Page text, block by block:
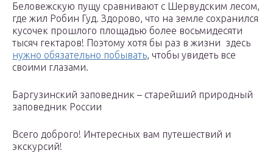
Беловежскую пущу сравнивают с Шервудским лесом,
где жил Робин Гуд. Здорово, что на земле сохранился
кусочек прошлого площадью более восьмидесяти
тысяч гектаров! Поэтому хотя бы раз в жизни здесь
нужно обязательно побывать, чтобы увидеть все
своими глазами.
Баргузинский заповедник – старейший природный
заповедник России
Всего доброго! Интересных вам путешествий и
экскурсий!